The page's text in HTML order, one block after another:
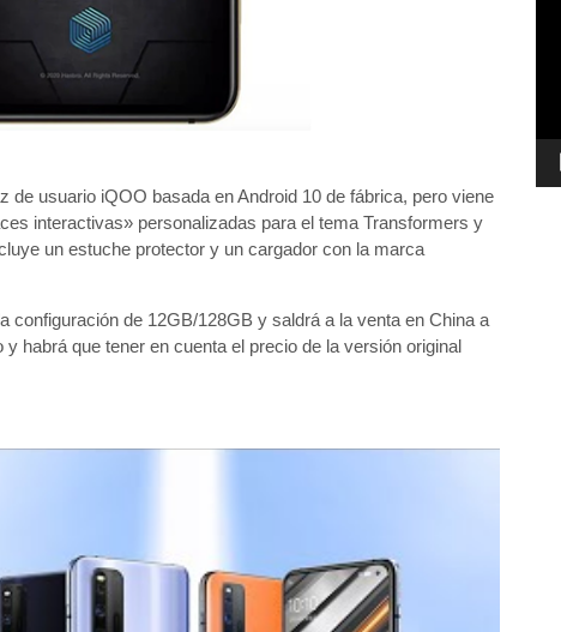
usuario iQOO basada en Android 10 de fábrica, pero viene
interactivas» personalizadas para el tema Transformers y
un estuche protector y un cargador con la marca
de 12GB/128GB y saldrá a la venta en China a
habrá que tener en cuenta el precio de la versión original